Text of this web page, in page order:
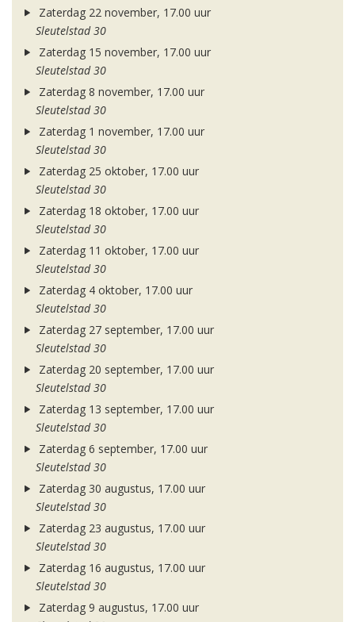
Zaterdag 22 november, 17.00 uur
Sleutelstad 30
Zaterdag 15 november, 17.00 uur
Sleutelstad 30
Zaterdag 8 november, 17.00 uur
Sleutelstad 30
Zaterdag 1 november, 17.00 uur
Sleutelstad 30
Zaterdag 25 oktober, 17.00 uur
Sleutelstad 30
Zaterdag 18 oktober, 17.00 uur
Sleutelstad 30
Zaterdag 11 oktober, 17.00 uur
Sleutelstad 30
Zaterdag 4 oktober, 17.00 uur
Sleutelstad 30
Zaterdag 27 september, 17.00 uur
Sleutelstad 30
Zaterdag 20 september, 17.00 uur
Sleutelstad 30
Zaterdag 13 september, 17.00 uur
Sleutelstad 30
Zaterdag 6 september, 17.00 uur
Sleutelstad 30
Zaterdag 30 augustus, 17.00 uur
Sleutelstad 30
Zaterdag 23 augustus, 17.00 uur
Sleutelstad 30
Zaterdag 16 augustus, 17.00 uur
Sleutelstad 30
Zaterdag 9 augustus, 17.00 uur